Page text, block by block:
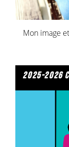
Mon image
2025-2026